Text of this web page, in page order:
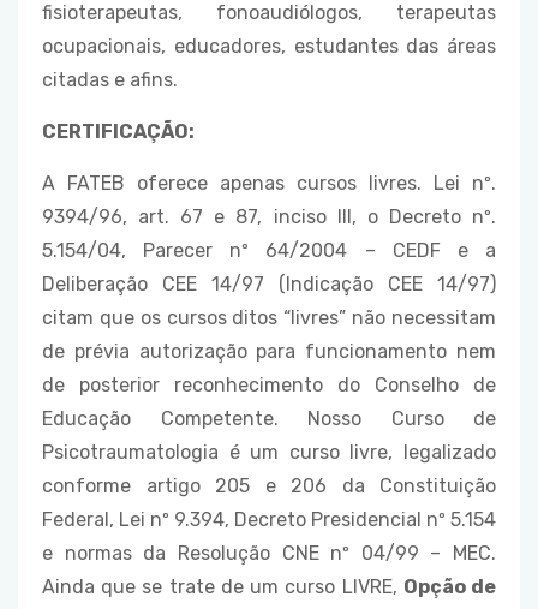
fisioterapeutas, fonoaudiólogos, terapeutas
ocupacionais, educadores, estudantes das áreas
citadas e afins.
CERTIFICAÇÃO:
A FATEB oferece apenas cursos livres. Lei nº.
9394/96, art. 67 e 87, inciso III, o Decreto nº.
5.154/04, Parecer nº 64/2004 – CEDF e a
Deliberação CEE 14/97 (Indicação CEE 14/97)
citam que os cursos ditos “livres” não necessitam
de prévia autorização para funcionamento nem
de posterior reconhecimento do Conselho de
Educação Competente. Nosso Curso de
Psicotraumatologia é um curso livre, legalizado
conforme artigo 205 e 206 da Constituição
Federal, Lei nº 9.394, Decreto Presidencial nº 5.154
e normas da Resolução CNE nº 04/99 – MEC.
Ainda que se trate de um curso LIVRE, Opção de